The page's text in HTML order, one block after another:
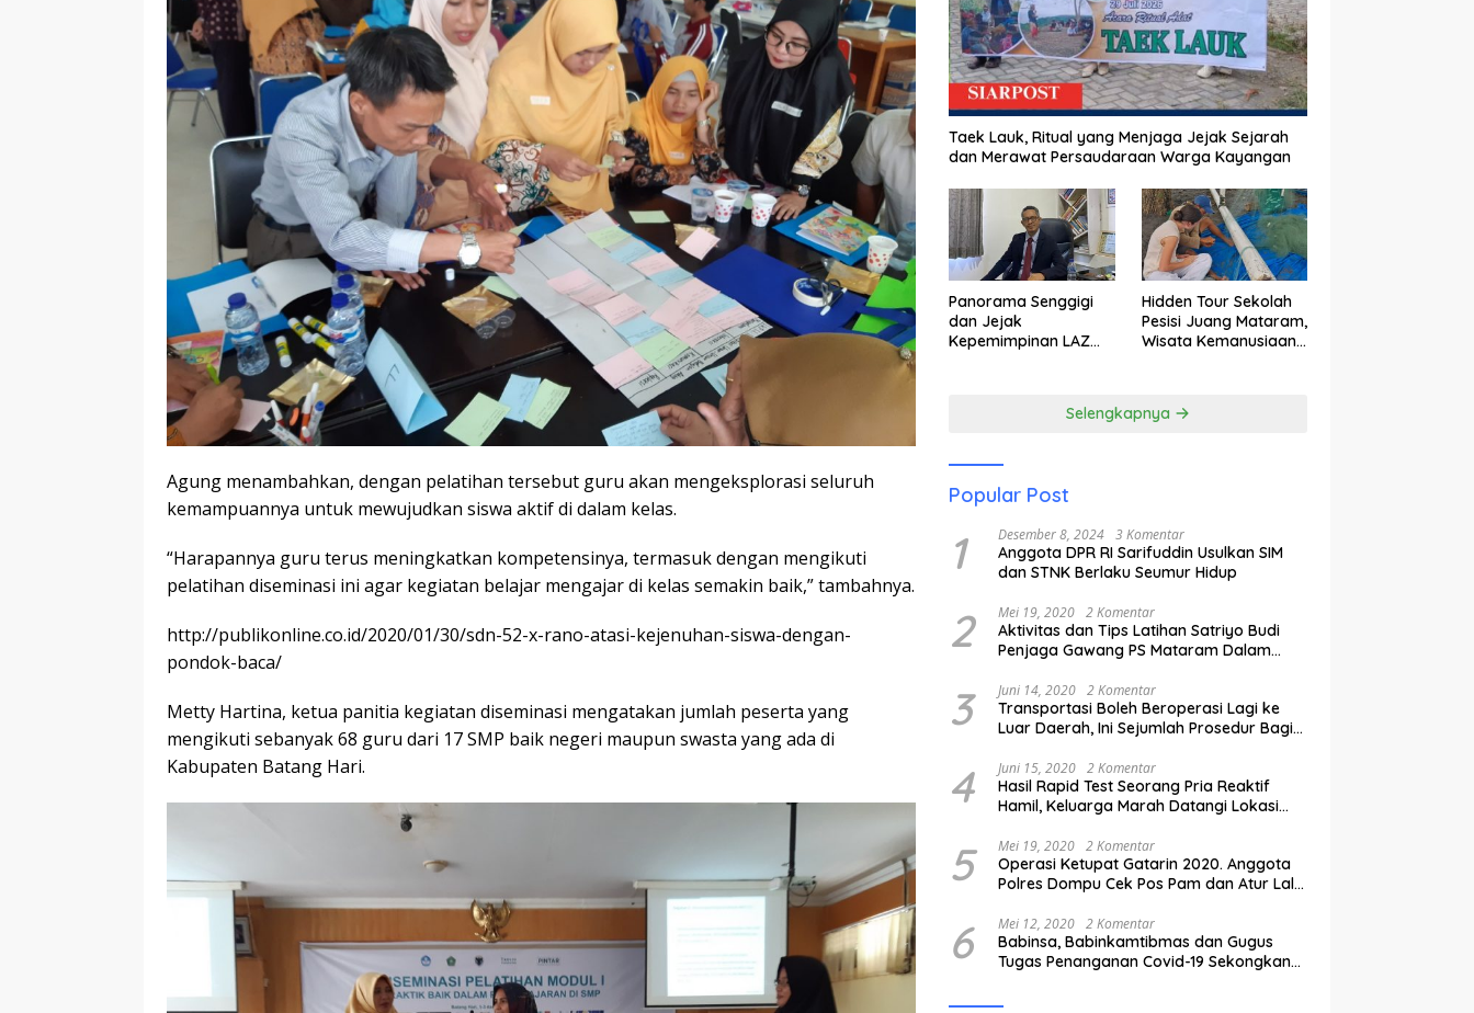
Agung menambahkan, dengan pelatihan tersebut guru akan mengeksplorasi seluruh
kemampuannya untuk mewujudkan siswa aktif di dalam kelas.
“Harapannya guru terus meningkatkan kompetensinya, termasuk dengan mengikuti
pelatihan diseminasi ini agar kegiatan belajar mengajar di kelas semakin baik,” tambahnya.
http://publikonline.co.id/2020/01/30/sdn-52-x-rano-atasi-kejenuhan-siswa-dengan-
pondok-baca/
Metty Hartina, ketua panitia kegiatan diseminasi mengatakan jumlah peserta yang
mengikuti sebanyak 68 guru dari 17 SMP baik negeri maupun swasta yang ada di
Kabupaten Batang Hari.
Taek Lauk, Ritual yang Menjaga Jejak Sejarah
dan Merawat Persaudaraan Warga Kayangan
Panorama Senggigi
dan Jejak
Kepemimpinan LAZ
Hidden Tour Sekolah
Pesisi Juang Mataram,
Wisata Kemanusiaan
Selengkapnya
Popular Post
1 Desember 8, 2024 3 Komentar
Anggota DPR RI Sarifuddin Usulkan SIM
dan STNK Berlaku Seumur Hidup
2 Mei 19, 2020 2 Komentar
Aktivitas dan Tips Latihan Satriyo Budi
Penjaga Gawang PS Mataram Dalam
3 Juni 14, 2020 2 Komentar
Transportasi Boleh Beroperasi Lagi ke
Luar Daerah, Ini Sejumlah Prosedur Bagi
4 Juni 15, 2020 2 Komentar
Hasil Rapid Test Seorang Pria Reaktif
Hamil, Keluarga Marah Datangi Lokasi
5 Mei 19, 2020 2 Komentar
Operasi Ketupat Gatarin 2020. Anggota
Polres Dompu Cek Pos Pam dan Atur Lalu
6 Mei 12, 2020 2 Komentar
Babinsa, Babinkamtibmas dan Gugus
Tugas Penanganan Covid-19 Sekongkang
ODP.